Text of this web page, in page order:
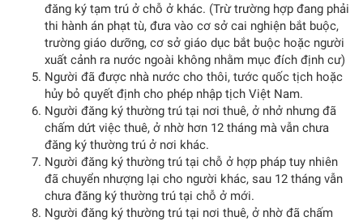
đăng ký tạm trú ở chỗ ở khác. (Trừ trường hợp đang phải
thi hành án phạt tù, đưa vào cơ sở cai nghiện bắt buộc,
trường giáo dưỡng, cơ sở giáo dục bắt buộc hoặc người
xuất cảnh ra nước ngoài không nhằm mục đích định cư)
Người đã được nhà nước cho thôi, tước quốc tịch hoặc
hủy bỏ quyết định cho phép nhập tịch Việt Nam.
Người đăng ký thường trú tại nơi thuê, ở nhở nhưng đã
chấm dứt việc thuê, ở nhờ hơn 12 tháng mà vẫn chưa
đăng ký thường trú ở nơi khác.
Người đăng ký thường trú tại chỗ ở hợp pháp tuy nhiên
đã chuyển nhượng lại cho người khác, sau 12 tháng vẫn
chưa đăng ký thường trú tại chỗ ở mới.
Người đăng ký thường trú tại nơi thuê, ở nhờ đã chấm